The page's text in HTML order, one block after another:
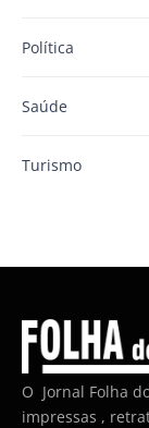
Política
Saúde
Turismo
O Jornal Folha
impressas ,